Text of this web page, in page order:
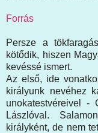
Forrás
Persze a
kötődik, hiszen
kevéssé ismert.
Az első, ide
királyunk nevéhez
unokatestvéreivel -
Lászlóval.
királyként, de nem